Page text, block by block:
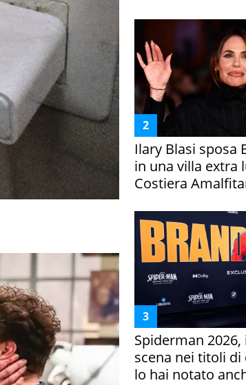
Ilary Blasi sposa
in una villa extra
Costiera
Spiderman
scena nei titoli
lo hai notato